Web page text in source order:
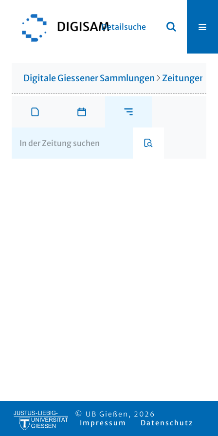
Detailsuche
Digitale Giessener Sammlungen Zeitungen
© UB Gießen, 2026
Impressum
Datenschutz